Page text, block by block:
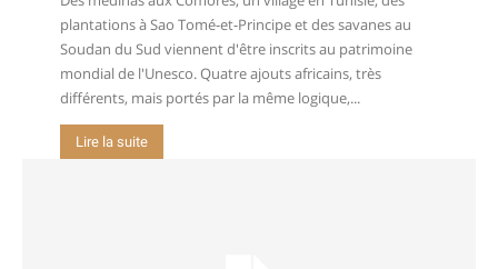
plantations à Sao Tomé-et-Principe et des savanes au
Soudan du Sud viennent d'être inscrits au patrimoine
mondial de l'Unesco. Quatre ajouts africains, très
différents, mais portés par la même logique,...
Lire la suite